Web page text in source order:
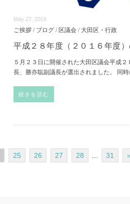
May 27, 2016
ご挨拶 / ブログ /区議会 / 大田区・行政
平成２８年度（２０１６年度
５月２３日に開催された大田区議会平成
長、勝亦聡副議長が選出されました。 同
続きを読む
25 26 27 28 31 »